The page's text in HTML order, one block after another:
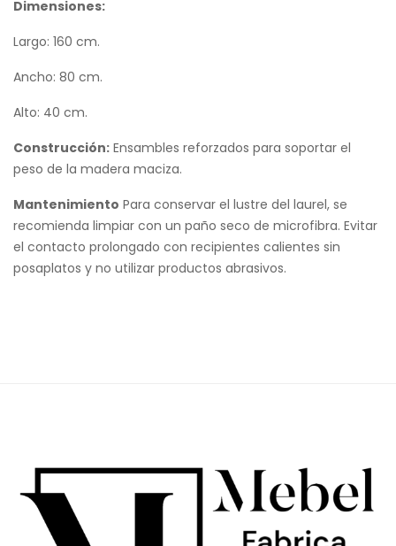
Dimensiones:
Largo: 160 cm.
Ancho: 80 cm.
Alto: 40 cm.
Construcción: Ensambles reforzados para soportar el
peso de la madera maciza.
Mantenimiento Para conservar el lustre del laurel, se
recomienda limpiar con un paño seco de microfibra. Evitar
el contacto prolongado con recipientes calientes sin
posaplatos y no utilizar productos abrasivos.